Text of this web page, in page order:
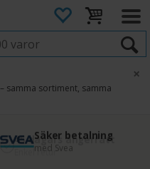
– samma sortiment, samma
×
Säker betalning
med Svea
45 dagars ångerrätt
Enkel retur